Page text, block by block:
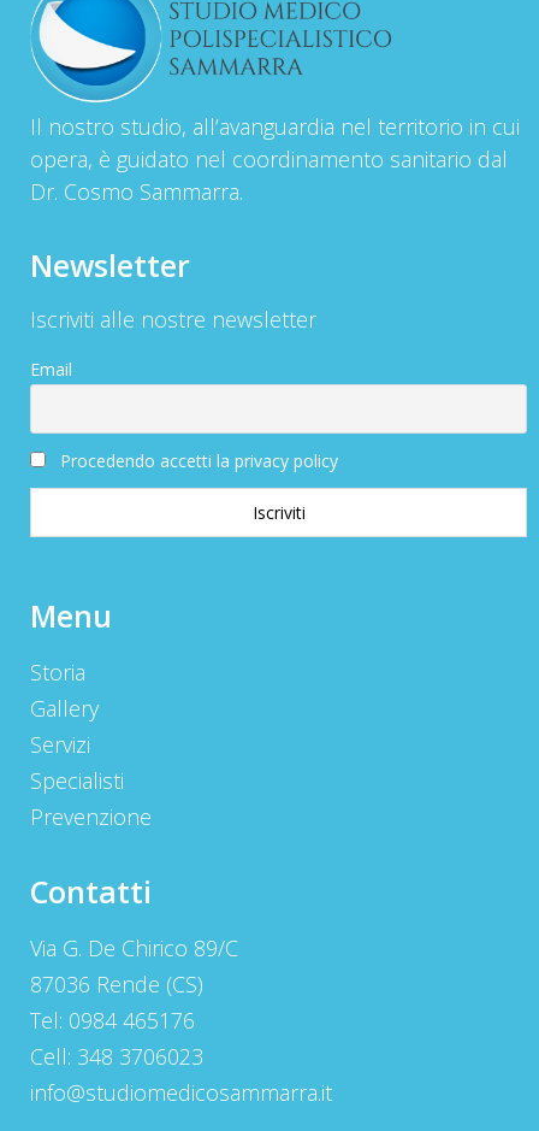
Il nostro studio, all’avanguardia nel territorio in cui
opera, è guidato nel coordinamento sanitario dal
Dr. Cosmo Sammarra.
Newsletter
Iscriviti alle nostre newsletter
Email
Procedendo accetti la privacy policy
Menu
Storia
Gallery
Servizi
Specialisti
Prevenzione
Contatti
Via G. De Chirico 89/C
87036 Rende (CS)
Tel: 0984 465176
Cell: 348 3706023
info@studiomedicosammarra.it